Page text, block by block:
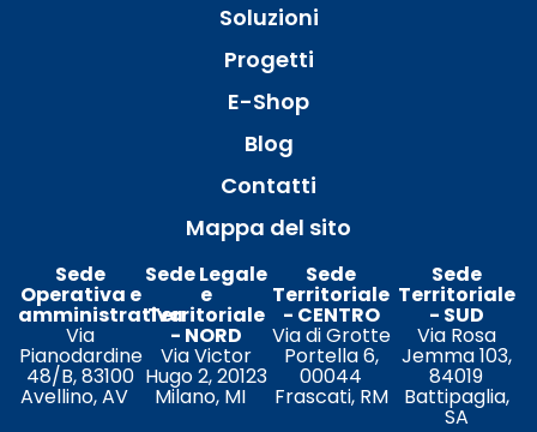
Soluzioni
Progetti
E-Shop
Blog
Contatti
Mappa del sito
Sede
Operativa e
amministrativa
Via
Pianodardine
48/B, 83100
Avellino, AV
Sede Legale
e
Territoriale
- NORD
Via Victor
Hugo 2, 20123
Milano, MI
Sede
Territoriale
- CENTRO
Via di Grotte
Portella 6,
00044
Frascati, RM
Sede
Territoriale
- SUD
Via Rosa
Jemma 103,
84019
Battipaglia,
SA